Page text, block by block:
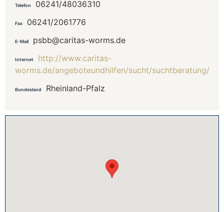
Telefon 06241/48036310
Fax 06241/2061776
E-Mail psbb@caritas-worms.de
Internet
http://www.caritas-
worms.de/angeboteundhilfen/sucht/suchtberatung/
Bundesland Rheinland-Pfalz